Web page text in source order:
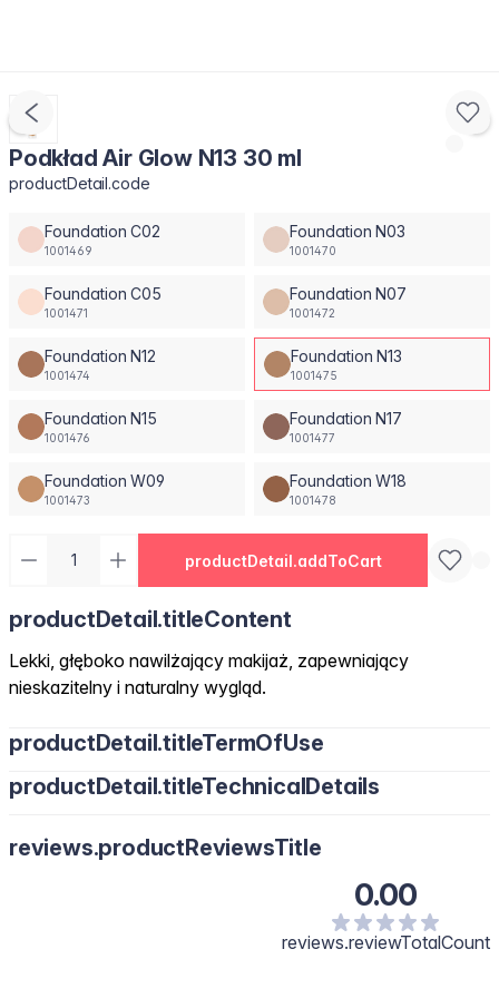
Podkład Air Glow N13 30 ml
productDetail.code
Foundation C02
1001469
Foundation N03
1001470
Foundation C05
1001471
Foundation N07
1001472
Foundation N12
1001474
Foundation N13
1001475
Foundation N15
1001476
Foundation N17
1001477
Foundation W09
1001473
Foundation W18
1001478
productDetail.addToCart
productDetail.titleContent
Lekki, głęboko nawilżający makijaż, zapewniający
nieskazitelny i naturalny wygląd.
productDetail.titleTermOfUse
productDetail.titleTechnicalDetails
reviews.productReviewsTitle
0.00
reviews.reviewTotalCount